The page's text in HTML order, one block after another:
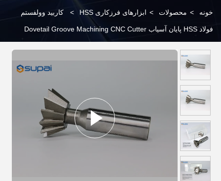
خونه > محصولات > ابزارهای فرزکاری HSS > کاربید وولفستم
فولاد HSS پایان آسیاب Dovetail Groove Machining CNC Cutter